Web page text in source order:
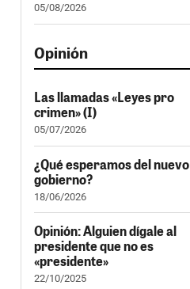
05/08/2026
Opinión
Las llamadas «Leyes pro
crimen» (I)
05/07/2026
¿Qué esperamos del nuevo
gobierno?
18/06/2026
Opinión: Alguien dígale al
presidente que no es
«presidente»
22/10/2025